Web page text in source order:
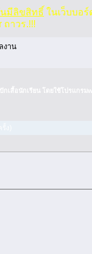
มีลิขสิทธิ์ ในเว็บบอ
าวร.!!!
งาน
กเสื้อนักเรียน โดยใช้โปรแกรม